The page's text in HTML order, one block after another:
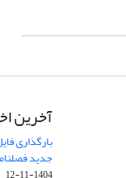
آخرین
جدید